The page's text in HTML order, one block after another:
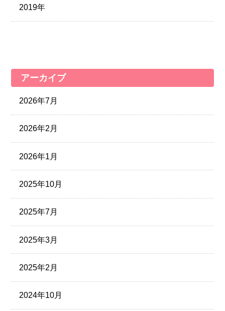
2019年
アーカイブ
2026年7月
2026年2月
2026年1月
2025年10月
2025年7月
2025年3月
2025年2月
2024年10月